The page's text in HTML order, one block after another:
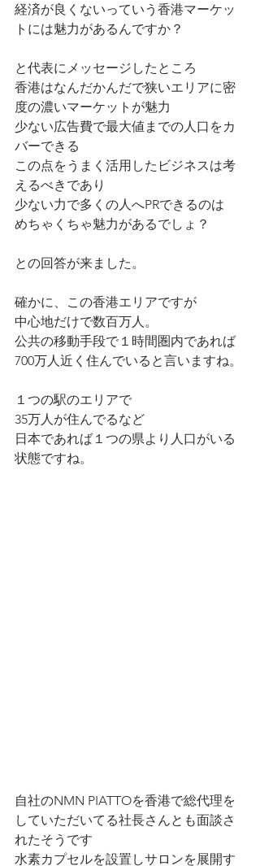
経済が良くないっていう香港マーケッ
トには魅力があるんですか？
と代表にメッセージしたところ
香港はなんだかんだで狭いエリアに密
度の濃いマーケットが魅力
少ない広告費で最大値までの人口をカ
バーできる
この点をうまく活用したビジネスは考
えるべきであり
少ない力で多くの人へPRできるのは
めちゃくちゃ魅力があるでしょ？
との回答が来ました。
確かに、この香港エリアですが
中心地だけで数百万人。
公共の移動手段で１時間圏内であれば
700万人近く住んでいると言いますね。
１つの駅のエリアで
35万人が住んでるなど
日本であれば１つの県より人口がいる
状態ですね。
自社のNMN PIATTOを香港で総代理を
していただいてる社長さんとも面談さ
れたそうです
水素カプセルを設置しサロンを展開す